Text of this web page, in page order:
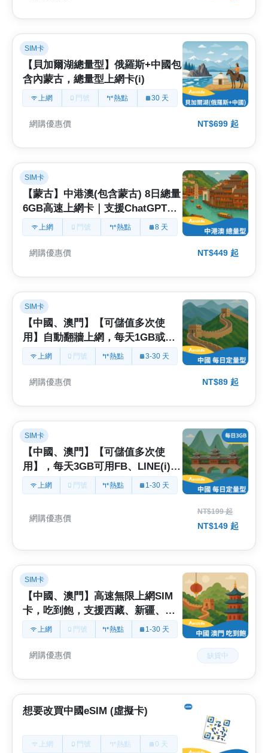
SIM卡
【貝加爾湖總量型】俄羅斯+中國包
含內蒙古，總量型上網卡(i)
上網 門號 熱點 30 天
網購優惠價 NT$699 起
SIM卡
【蒙古】中港澳(包含蒙古) 8日總量
6GB高速上網卡｜支援ChatGPT
(T16)上網 門號 熱點 8 天
網購優惠價 NT$449 起
SIM卡
【中國、澳門】【可儲值多次使
用】自動翻牆上網，每天1GB或
2GB (i)不含香港
上網 門號 熱點 3-30 天
網購優惠價 NT$89 起
SIM卡
【中國、澳門】【可儲值多次使
用】，每天3GB可用FB、LINE(i)不
含香港
上網 門號 熱點 1-30 天
網購優惠價
NT$199 起
NT$149 起
SIM卡
【中國、澳門】高速無限上網SIM
卡，吃到飽，支援西藏、新疆、雲
南 | 可用ChatGPT(TO)
上網 門號 熱點 1-30 天
網購優惠價 缺貨中
想要改買中國eSIM (虛擬卡)
上網 門號 熱點 0 天